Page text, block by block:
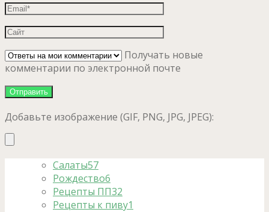
Получать новые
комментарии по электронной почте
Добавьте изображение (GIF, PNG, JPG, JPEG):
Салаты57
Рождество6
Рецепты ПП32
Рецепты к пиву1